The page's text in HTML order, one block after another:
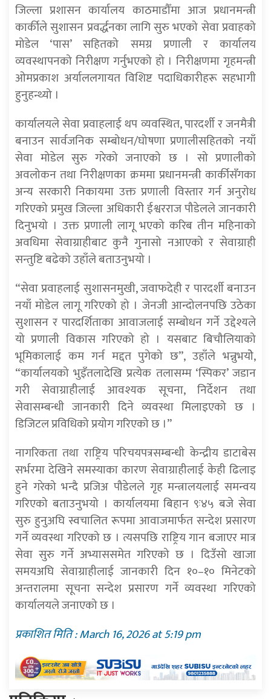
जिल्ला प्रशासन कार्यालय काठमाडौँमा आज प्रधानमन्त्री
कार्कीले सुशासन प्रवर्द्धनका लागि सुरु भएको सेवा प्रवाहको
मोडेल ‘पास’ सहितको समग्र प्रणाली र कार्यालय
व्यवस्थापनको निरीक्षण गर्नुभएको हो । निरीक्षणमा गृहमन्त्री
ओमप्रकाश अर्याललगायत विशिष्ट पदाधिकारीहरू सहभागी
हुनुहन्थ्यो ।
कार्यालयले सेवा प्रवाहलाई थप व्यवस्थित, पारदर्शी र जनमैत्री
बनाउन सार्वजनिक सम्बोधन/घोषणा प्रणालीसहितको नयाँ
सेवा मोडेल सुरु गरेको जनाएको छ । सो प्रणालीको
अवलोकन तथा निरीक्षणका क्रममा प्रधानमन्त्री कार्कीसँगका
अन्य सरकारी निकायमा उक्त प्रणाली विस्तार गर्न अनुरोध
गरिएको प्रमुख जिल्ला अधिकारी ईश्वरराज पौडेलले जानकारी
दिनुभयो । उक्त प्रणाली लागू भएको करिब तीन महिनाको
अवधिमा सेवाग्राहीबाट कुनै गुनासो नआएको र सेवाग्राही
सन्तुष्टि बढेको उहाँले बताउनुभयो ।
“सेवा प्रवाहलाई सुशासनमुखी, जवाफदेही र पारदर्शी बनाउन
नयाँ मोडेल लागू गरिएको हो । जेनजी आन्दोलनपछि उठेका
सुशासन र पारदर्शिताका आवाजलाई सम्बोधन गर्ने उद्देश्यले
यो प्रणाली विकास गरिएको हो । यसबाट बिचौलियाको
भूमिकालाई कम गर्न मद्दत पुगेको छ”, उहाँले भन्नुभयोे,
“कार्यालयको भुइँतलादेखि प्रत्येक तलासम्म ‘स्पिकर’ जडान
गरी सेवाग्राहीलाई आवश्यक सूचना, निर्देशन तथा
सेवासम्बन्धी जानकारी दिने व्यवस्था मिलाइएको छ ।
डिजिटल प्रविधिको प्रयोग गरिएको छ ।”
नागरिकता तथा राष्ट्रिय परिचयपत्रसम्बन्धी केन्द्रीय डाटाबेस
सर्भरमा देखिने समस्याका कारण सेवाग्राहीलाई केही ढिलाइ
हुने गरेको भन्दै प्रजिअ पौडेलले गृह मन्त्रालयलाई समन्वय
गरिएको बताउनुभयो । कार्यालयमा बिहान ९ः४५ बजे सेवा
सुरु हुनुअघि स्वचालित रूपमा आवाजमार्फत सन्देश प्रसारण
गर्ने व्यवस्था गरिएको छ । त्यसपछि राष्ट्रिय गान बजाएर मात्र
सेवा सुरु गर्ने अभ्याससमेत गरिएको छ । दिउँसो खाजा
समयअघि सेवाग्राहीलाई जानकारी दिन १०–१० मिनेटको
अन्तरालमा सूचना सन्देश प्रसारण गर्ने व्यवस्था गरिएको
कार्यालयले जनाएको छ ।
प्रकाशित मिति : March 16, 2026 at 5:19 pm